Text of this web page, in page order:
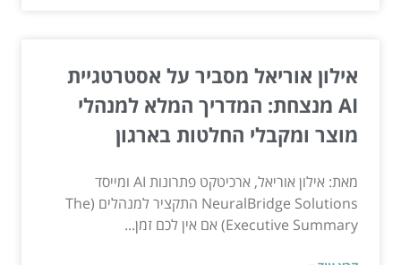
אילון אוריאל מסביר על אסטרטגיית
AI מנצחת: המדריך המלא למנהלי
מוצר ומקבלי החלטות בארגון
מאת: אילון אוריאל, ארכיטקט פתרונות AI ומייסד
NeuralBridge Solutions התקציר למנהלים (The
Executive Summary) אם אין לכם זמן...